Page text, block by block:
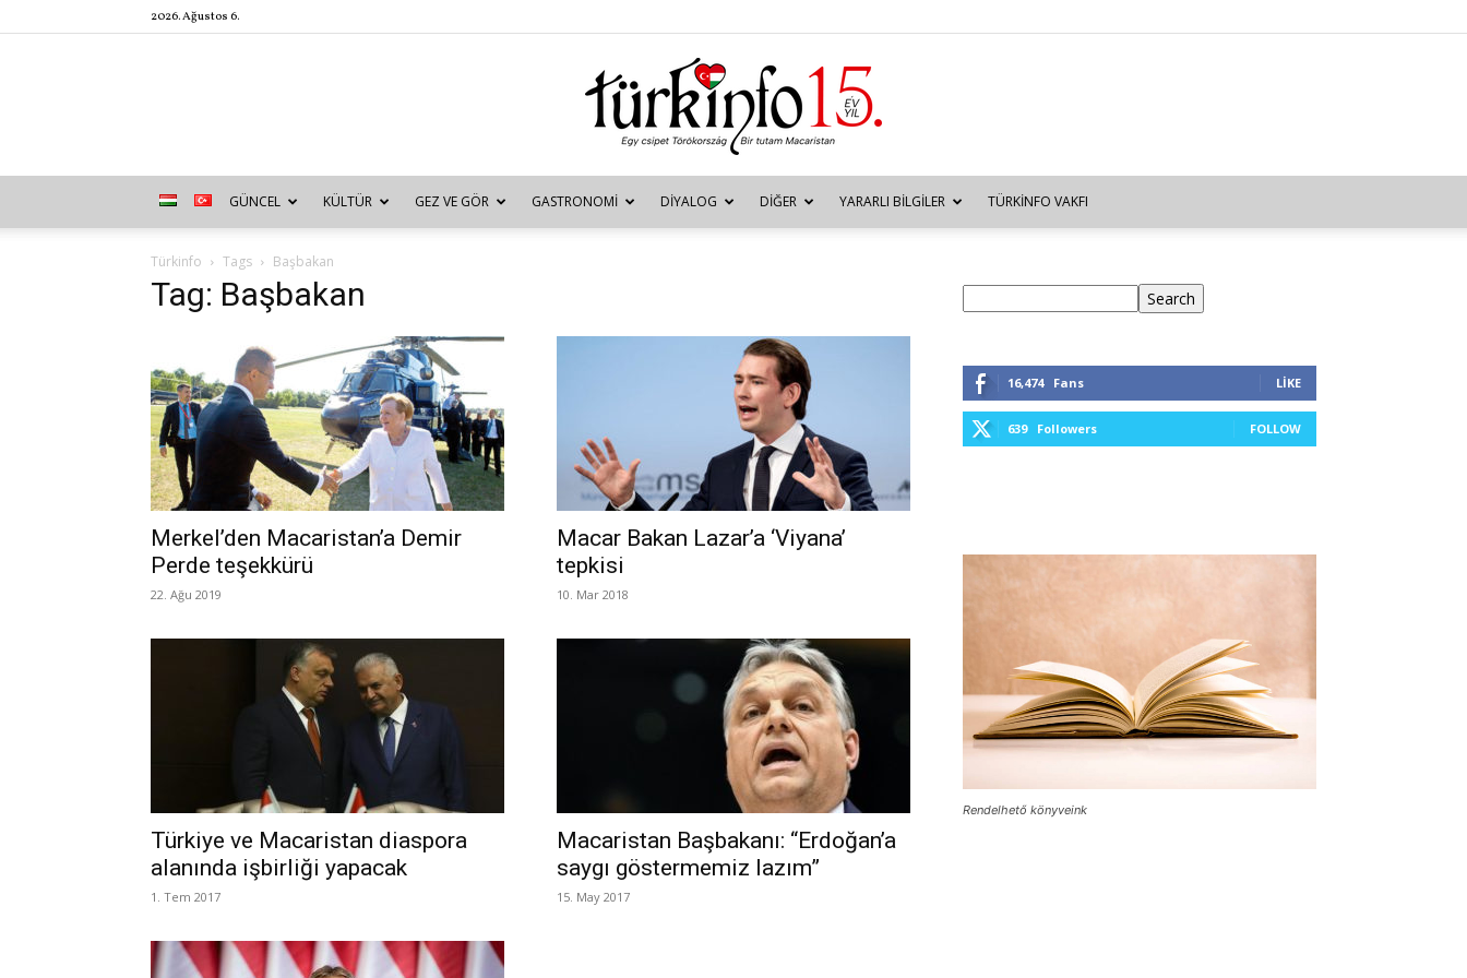
2026. Ağustos 6.
Türkinfo
GÜNCEL KÜLTÜR GEZ VE GÖR GASTRONOMI DIYALOG DIĞER YARARLI BILGILER TÜRKINFO VAKFI
Türkinfo Tags Başbakan
Tag: Başbakan
Merkel’den Macaristan’a Demir
Perde teşekkürü
22. Ağu 2019
Macar Bakan Lazar’a ‘Viyana’
tepkisi
10. Mar 2018
Türkiye ve Macaristan diaspora
alanında işbirliği yapacak
1. Tem 2017
Macaristan Başbakanı: “Erdoğan’a
saygı göstermemiz lazım”
15. May 2017
Search
16,474 Fans LIKE
639 Followers FOLLOW
Rendelhető könyveink